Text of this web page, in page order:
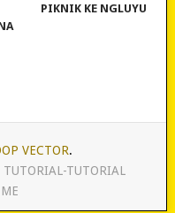
PIKNIK KE NGLUYU
VECTOR.
TUTORIAL-TUTORIAL